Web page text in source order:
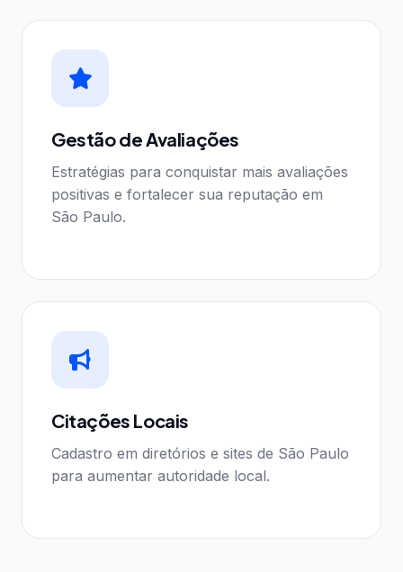
Gestão de Avaliações
Estratégias para conquistar mais avaliações
positivas e fortalecer sua reputação em
São Paulo.
Citações Locais
Cadastro em diretórios e sites de São Paulo
para aumentar autoridade local.